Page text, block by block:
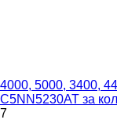
4000, 5000, 3400,
C5NN5230AT за
7